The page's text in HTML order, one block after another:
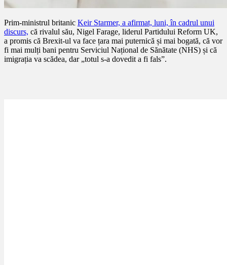
Prim-ministrul britanic Keir Starmer, a afirmat, luni, în cadrul unui
discurs, că rivalul său, Nigel Farage, liderul Partidului Reform UK,
a promis că Brexit-ul va face țara mai puternică și mai bogată, că vor
fi mai mulți bani pentru Serviciul Național de Sănătate (NHS) și că
imigrația va scădea, dar „totul s-a dovedit a fi fals”.